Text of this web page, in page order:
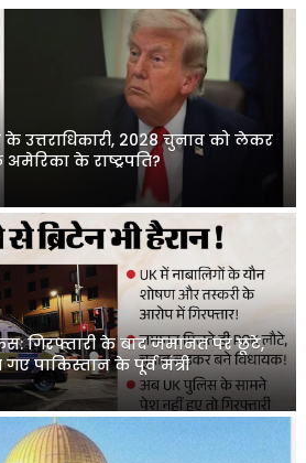
के उत्तराधिकारी, 2028 चुनाव को लेकर
के राष्ट्रपति?
गिरफ्तारी के बाद जमानत पर छूटे,
पाकिस्तान के पूर्व मंत्री